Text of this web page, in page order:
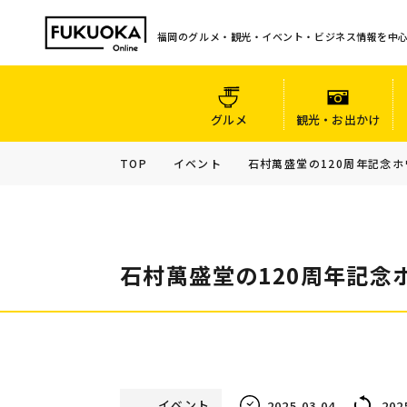
福岡のグルメ・観光・イベント・ビジネス情報を中
グルメ 観光・お出かけ
TOP イベント 石村萬盛堂の120周年記念
石村萬盛堂の120周年記念